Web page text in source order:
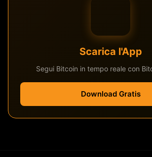
Scarica l'App
Segui Bitcoin in tempo reale con
Download Gratis